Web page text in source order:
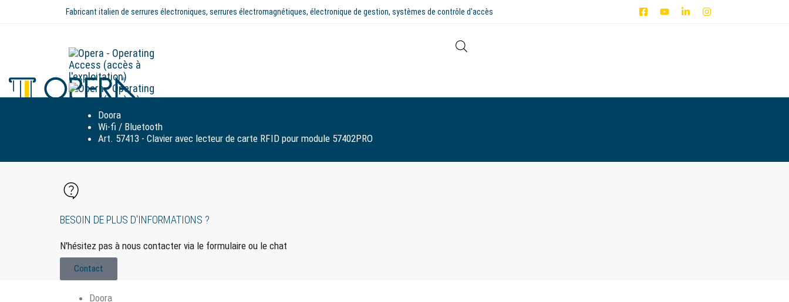
Fabricant italien de serrures électroniques, serrures électromagnétiques, électronique de gestion, systèmes de contrôle d'accès
Doora
Wi-fi / Bluetooth
Art. 57413 - Clavier avec lecteur de carte RFID pour module 57402PRO
BESOIN DE PLUS D'INFORMATIONS ?
N'hésitez pas à nous contacter via le formulaire ou le chat
Contact
Doora